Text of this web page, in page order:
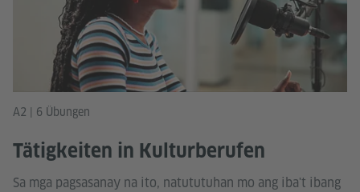
A2 | 6 Übungen
Tätigkeiten in Kulturberufen
Sa mga pagsasanay na ito, natututuhan mo ang iba't ibang